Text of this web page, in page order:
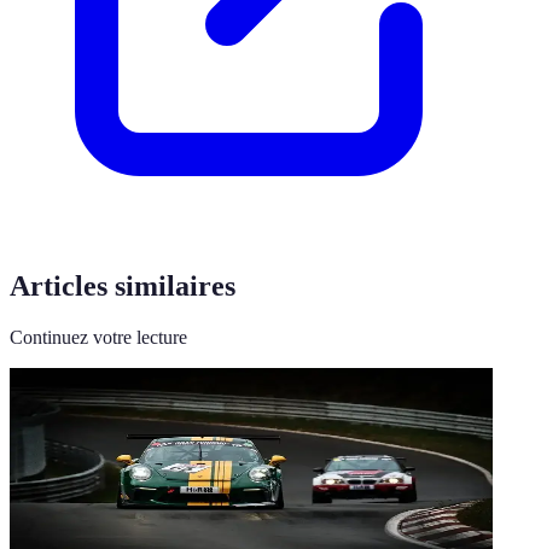
Articles similaires
Continuez votre lecture